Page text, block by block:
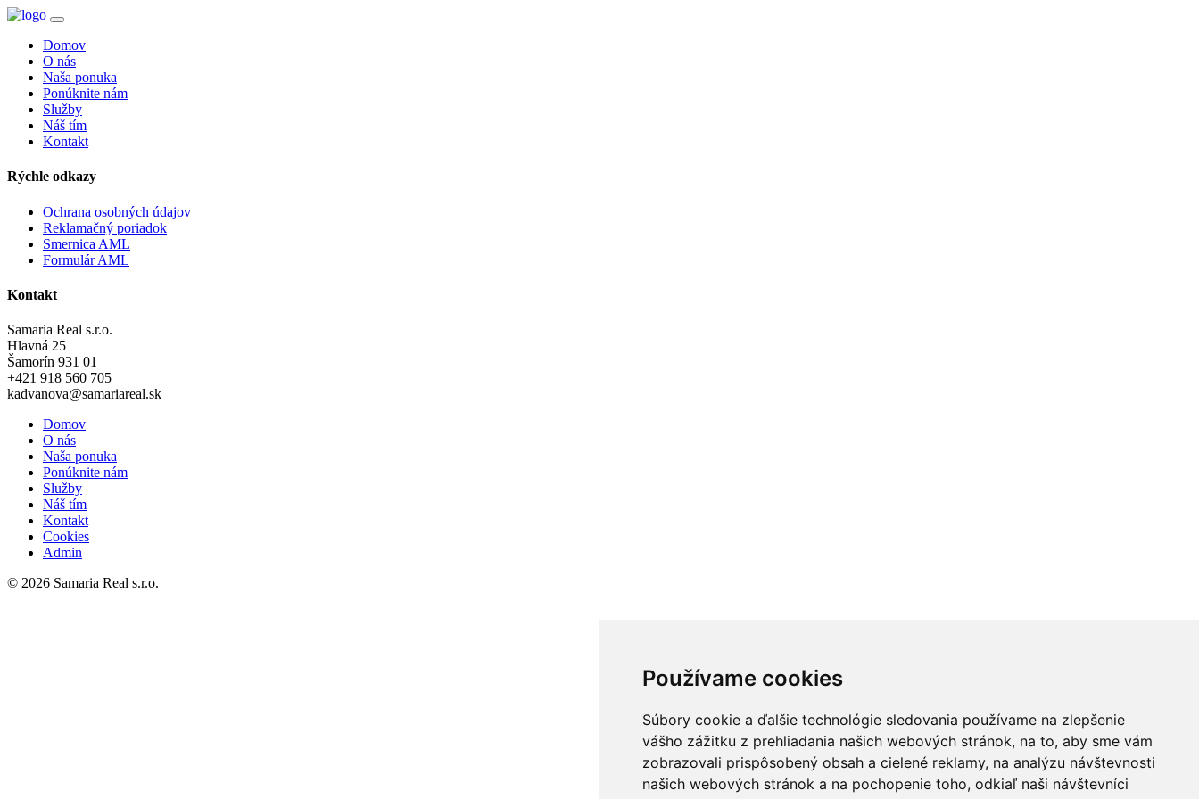
Používame cookies
Súbory cookie a ďalšie technológie sledovania používame na zlepšenie
vášho zážitku z prehliadania našich webových stránok, na to, aby sme vám
zobrazovali prispôsobený obsah a cielené reklamy, na analýzu návštevnosti
našich webových stránok a na pochopenie toho, odkiaľ naši návštevníci
Domov
O nás
Naša ponuka
Ponúknite nám
Služby
Náš tím
Kontakt
Rýchle odkazy
Ochrana osobných údajov
Reklamačný poriadok
Smernica AML
Formulár AML
Kontakt
Samaria Real s.r.o.
Hlavná 25
Šamorín 931 01
+421 918 560 705
kadvanova@samariareal.sk
Domov
O nás
Naša ponuka
Ponúknite nám
Služby
Náš tím
Kontakt
Cookies
Admin
© 2026 Samaria Real s.r.o.